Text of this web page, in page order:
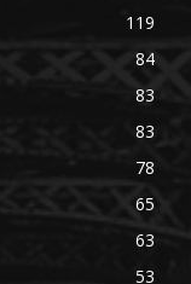
119
84
83
83
78
65
63
53